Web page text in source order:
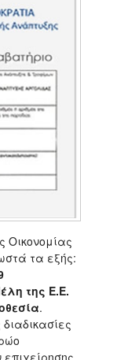
Οικονομίας
τα εξής:
της Ε.Ε.
.